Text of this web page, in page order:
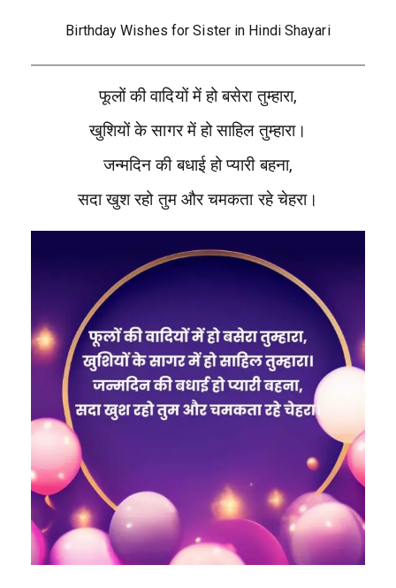
Birthday Wishes for Sister in Hindi Shayari
फूलों की वादियों में हो बसेरा तुम्हारा,
खुशियों के सागर में हो साहिल तुम्हारा।
जन्मदिन की बधाई हो प्यारी बहना,
सदा खुश रहो तुम और चमकता रहे चेहरा।